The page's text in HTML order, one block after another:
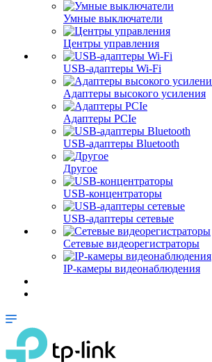
Умные выключатели
Центры управления
USB-адаптеры Wi-Fi
Адаптеры высокого усиления
Адаптеры PCIe
USB-адаптеры Bluetooth
Другое
USB-концентраторы
USB-адаптеры сетевые
Сетевые видеорегистраторы
IP-камеры видеонаблюдения